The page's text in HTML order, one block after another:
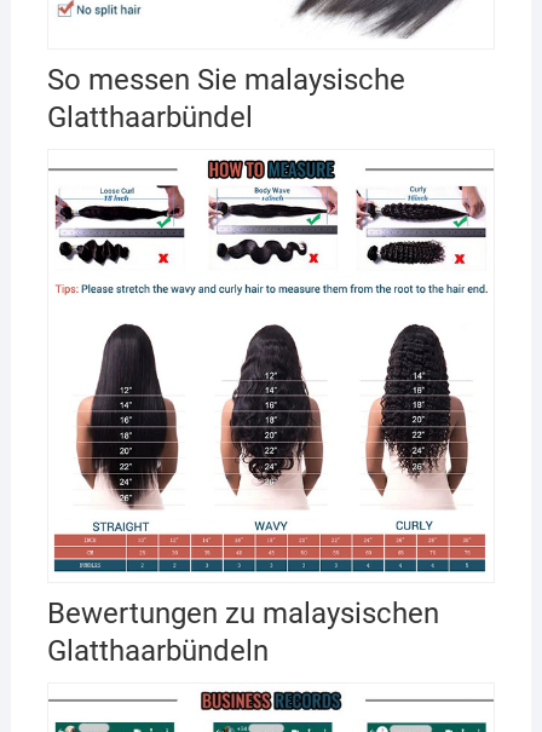
So messen Sie malaysische
Glatthaarbündel
Bewertungen zu malaysischen
Glatthaarbündeln